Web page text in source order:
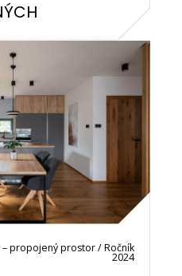
propojený prostor / Ročník
2024